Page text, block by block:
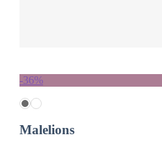
-36%
Malelions